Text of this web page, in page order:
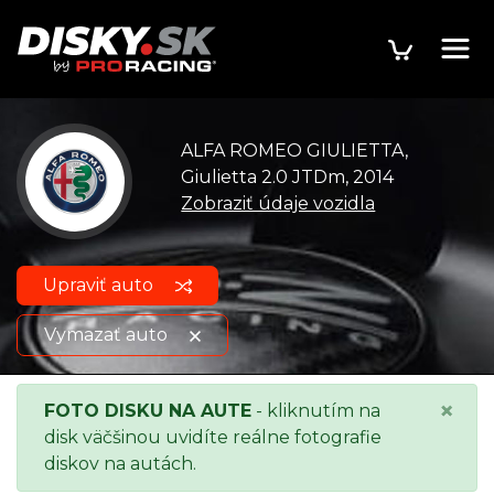
ALFA ROMEO GIULIETTA,
Giulietta 2.0 JTDm, 2014
Zobraziť údaje vozidla
Upraviť auto
Vymazať auto
ALFA ROMEO GIULIETTA,
Giulietta 2.0 JTDm, 2014
o vozidle
FOTO DISKU NA AUTE - kliknutím na
disk väčšinou uvidíte reálne fotografie
diskov na autách.
×